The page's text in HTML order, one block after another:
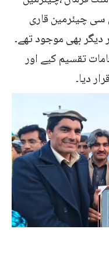
سی چیئرمین قاری
بھی موجود تھے۔
تقسیم کیے اور
دیا۔